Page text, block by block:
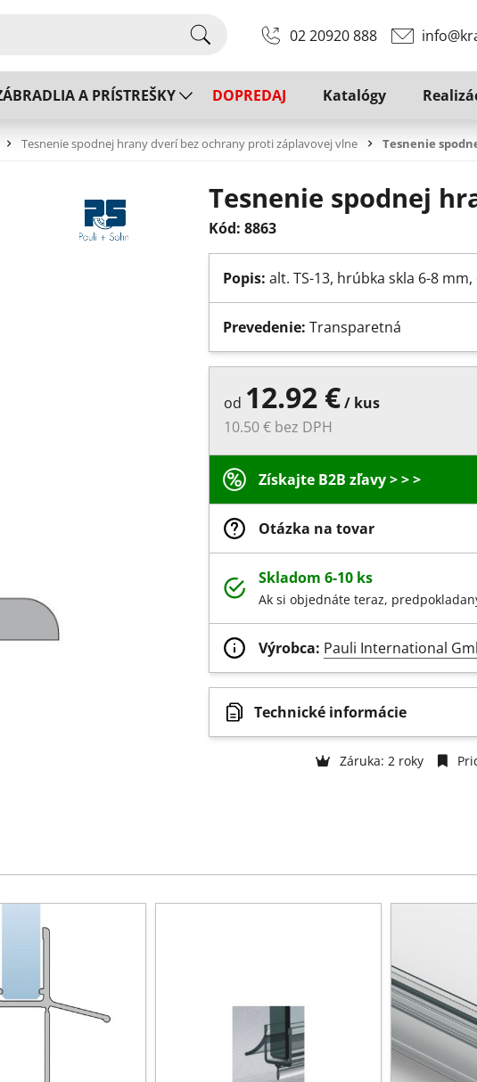
02 20920 888
A PRÍSTREŠKY DOPREDAJ Katalógy
Tesnenie spodnej hrany dverí bez ochrany proti záplavovej vlne Tesnenie
Tesnenie spodnej
Kód: 8863
Popis: alt. TS-13, hrúbka skla 6-8
Prevedenie: Transparetná
od 12.92 €/ kus
10.50 € bez DPH
Získajte B2B zľavy > > >
Otázka na tovar
Skladom 6-10 ks
Ak si objednáte teraz,
Výrobca: Pauli International
Technické informácie
Záruka: 2 roky